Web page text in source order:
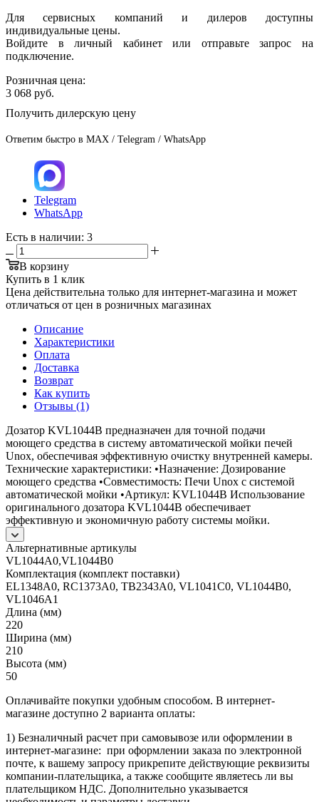
Для сервисных компаний и дилеров доступны
индивидуальные цены.
Войдите в личный кабинет или отправьте запрос на
подключение.
Розничная цена:
3 068 руб.
Получить дилерскую цену
Ответим быстро в MAX / Telegram / WhatsApp
Telegram
WhatsApp
Есть в наличии: 3
В корзину
Купить в 1 клик
Цена действительна только для интернет-магазина и может
отличаться от цен в розничных магазинах
Описание
Характеристики
Оплата
Доставка
Возврат
Как купить
Отзывы (1)
Дозатор KVL1044B предназначен для точной подачи
моющего средства в систему автоматической мойки печей
Unox, обеспечивая эффективную очистку внутренней камеры.
Технические характеристики: •Назначение: Дозирование
моющего средства •Совместимость: Печи Unox с системой
автоматической мойки •Артикул: KVL1044B Использование
оригинального дозатора KVL1044B обеспечивает
эффективную и экономичную работу системы мойки.
Альтернативные артикулы
VL1044A0,VL1044B0
Комплектация (комплект поставки)
EL1348A0, RC1373A0, TB2343A0, VL1041C0, VL1044B0,
VL1046A1
Длина (мм)
220
Ширина (мм)
210
Высота (мм)
50
Оплачивайте покупки удобным способом. В интернет-
магазине доступно 2 варианта оплаты:
1) Безналичный расчет при самовывозе или оформлении в
интернет-магазине: при оформлении заказа по электронной
почте, к вашему запросу прикрепите действующие реквизиты
компании-плательщика, а также сообщите являетесь ли вы
плательщиком НДС. Дополнительно указывается